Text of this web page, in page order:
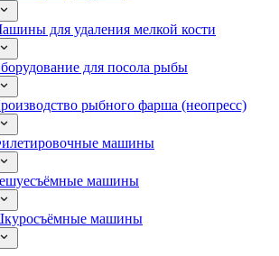
для удаления мелкой кости
для посола рыбы
рыбного фарша (неопресс)
машины
машины
машины